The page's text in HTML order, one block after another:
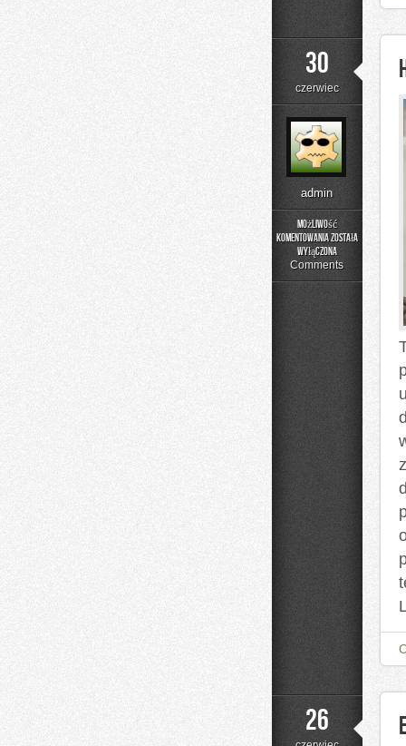
30
czerwiec
admin
Możliwość
komentowania
Historia
Przemysłu
została
wyłączona
Comments
26